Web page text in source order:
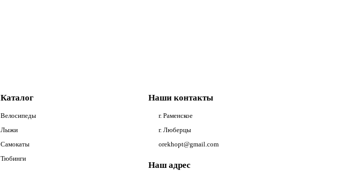
Каталог
Велосипеды
Лыжи
Самокаты
Тюбинги
Наши контакты
г. Раменское
г. Люберцы
orekhopt@gmail.com
Наш адрес